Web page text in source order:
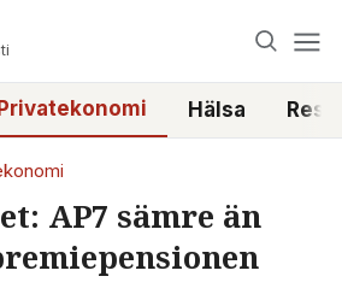
Privatekonomi Hälsa
AP7 sämre än